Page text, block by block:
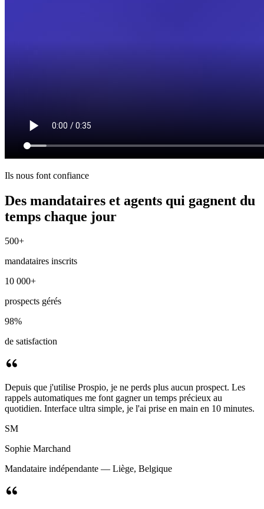
Ils nous font confiance
Des mandataires et agents qui gagnent du
temps chaque jour
500+
mandataires inscrits
10 000+
prospects gérés
98%
de satisfaction
Depuis que j'utilise Prospio, je ne perds plus aucun prospect. Les
rappels automatiques me font gagner un temps précieux au
quotidien. Interface ultra simple, je l'ai prise en main en 10 minutes.
SM
Sophie Marchand
Mandataire indépendante — Liège, Belgique